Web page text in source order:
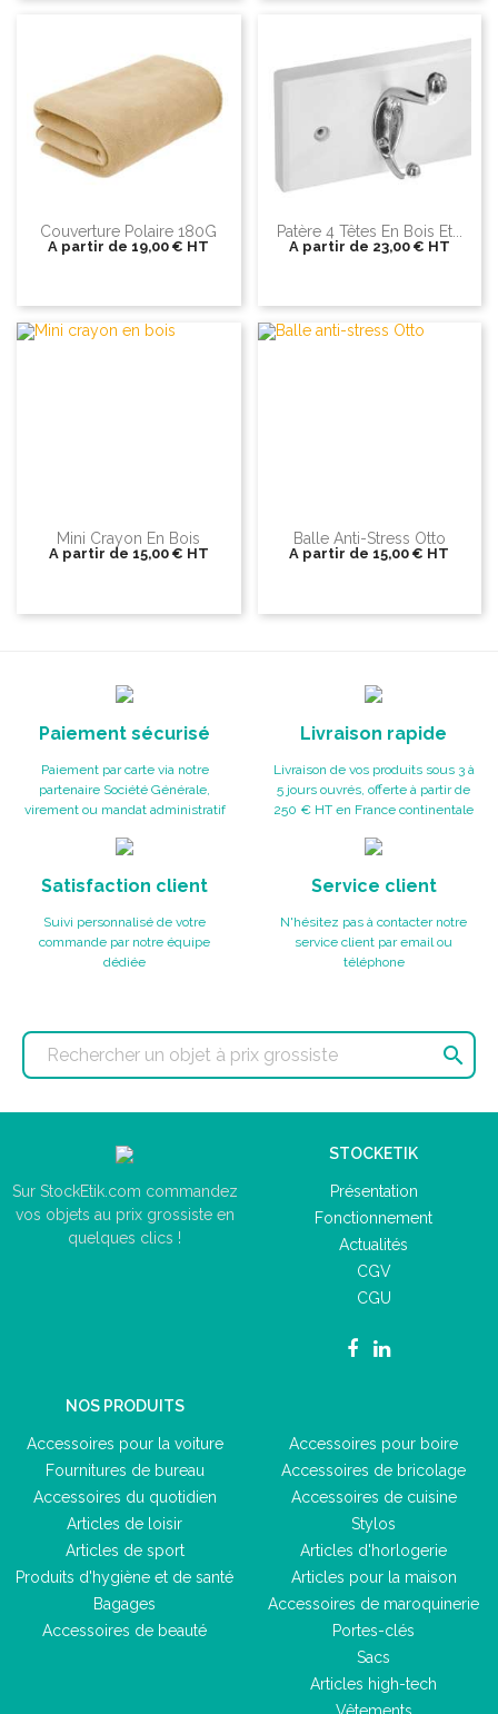
Couverture Polaire 180G
A partir de 19,00 € HT
Patère 4 Têtes En Bois Et...
A partir de 23,00 € HT
Mini Crayon En Bois
A partir de 15,00 € HT
Balle Anti-Stress Otto
A partir de 15,00 € HT
Paiement sécurisé
Paiement par carte via notre
partenaire Société Générale,
virement ou mandat administratif
Livraison rapide
Livraison de vos produits sous 3 à
5 jours ouvrés, offerte à partir de
250 € HT en France continentale
Satisfaction client
Suivi personnalisé de votre
commande par notre équipe
dédiée
Service client
N'hésitez pas à contacter notre
service client par email ou
téléphone

Sur StockEtik.com commandez
vos objets au prix grossiste en
quelques clics !
STOCKETIK
Présentation
Fonctionnement
Actualités
CGV
CGU
NOS PRODUITS
Accessoires pour la voiture
Fournitures de bureau
Accessoires du quotidien
Articles de loisir
Articles de sport
Produits d'hygiène et de santé
Bagages
Accessoires de beauté
Accessoires pour boire
Accessoires de bricolage
Accessoires de cuisine
Stylos
Articles d'horlogerie
Articles pour la maison
Accessoires de maroquinerie
Portes-clés
Sacs
Articles high-tech
Vêtements